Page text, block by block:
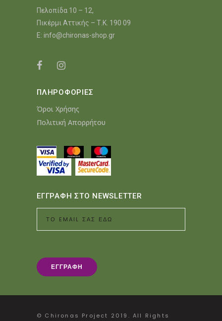
Πελοπίδα 10 – 12,
Πικέρμι Αττικής – Τ.Κ. 190 09
E: info@chironas-shop.gr
ΠΛΗΡΟΦΟΡΙΕΣ
Όροι Χρήσης
Πολιτική Απορρήτου
ΕΓΓΡΑΦΗ ΣΤΟ NEWSLETTER
© Chironas Project 2019. All Rights